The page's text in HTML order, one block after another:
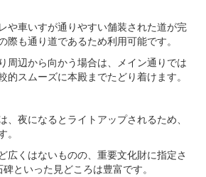
や車いすが通りやすい舗装された道が完
際も通り道であるため利用可能です。
周辺から向かう場合は、メイン通りでは
的スムーズに本殿までたどり着けます。
、夜になるとライトアップされるため、
広くはないものの、重要文化財に指定さ
といった見どころは豊富です。